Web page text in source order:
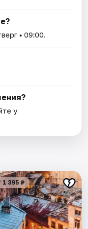
• 09:00.
у
1 395 ₽